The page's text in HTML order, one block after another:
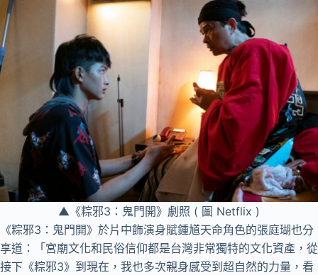
▲《粽邪3：鬼門開》劇照 ( 圖 Netflix )
《粽邪3：鬼門開》於片中飾演身賦鍾馗天命角色的張庭瑚也分
享道：「宮廟文化和民俗信仰都是台灣非常獨特的文化資產，從
接下《粽邪3》到現在，我也多次親身感受到超自然的力量，看